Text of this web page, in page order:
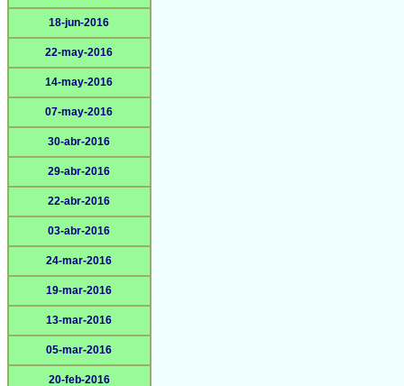
18-jun-2016
22-may-2016
14-may-2016
07-may-2016
30-abr-2016
29-abr-2016
22-abr-2016
03-abr-2016
24-mar-2016
19-mar-2016
13-mar-2016
05-mar-2016
20-feb-2016